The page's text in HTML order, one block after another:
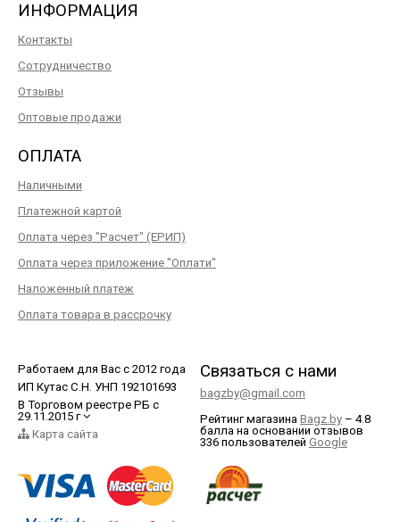
ИНФОРМАЦИЯ
Контакты
Сотрудничество
Отзывы
Оптовые продажи
ОПЛАТА
Наличными
Платежной картой
Оплата через "Расчет" (ЕРИП)
Оплата через приложение "Оплати"
Наложенный платеж
Оплата товара в рассрочку
Работаем для Вас с 2012 года
ИП Кутас С.Н. УНП 192101693
В Торговом реестре РБ с
29.11.2015 г
Карта сайта
Связаться с нами
bagzby@gmail.com
Рейтинг магазина Bagz.by – 4.8
балла на основании отзывов
336 пользователей Google